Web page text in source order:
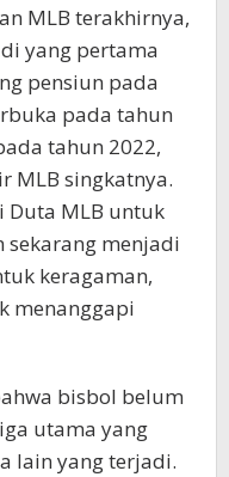
MLB terakhirnya,
yang pertama
pensiun pada
pada tahun
tahun 2022,
MLB singkatnya.
Duta MLB untuk
sekarang menjadi
keragaman,
menanggapi
bisbol belum
utama yang
lain yang terjadi.